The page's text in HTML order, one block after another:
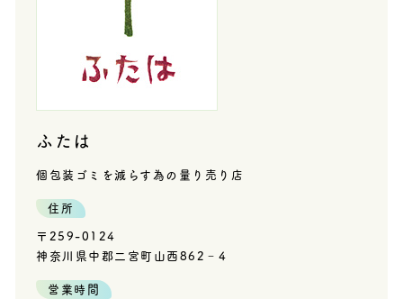
ふたは
個包装ゴミを減らす為の量り売り店
住所
〒259-0124
神奈川県中郡二宮町山西862‐4
営業時間